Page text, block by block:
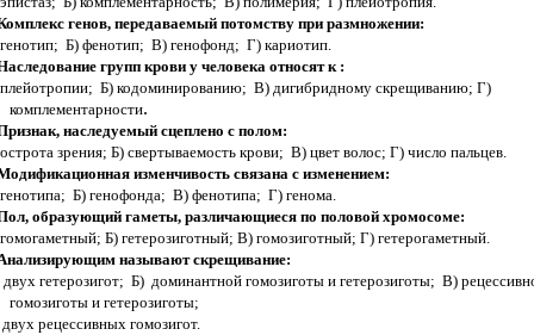
генов, передаваемый потомству при размножении:
Б) фенотип; В) генофонд; Г) кариотип.
групп крови у человека относят к :
Б) кодоминированию; В) дигибридному скрещиванию; Г)
комплементарности.
наследуемый сцеплено с полом:
зрения; Б) свертываемость крови; В) цвет волос; Г) число пальцев.
изменчивость связана с изменением:
Б) генофонда; В) фенотипа; Г) генома.
образующий гаметы, различающиеся по половой хромосоме:
Б) гетерозиготный; В) гомозиготный; Г) гетерогаметный.
называют скрещивание:
гетерозигот; Б) доминантной гомозиготы и гетерозиготы; В)
гомозиготы и гетерозиготы;
рецессивных гомозигот.